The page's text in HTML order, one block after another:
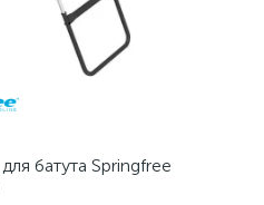
батута Springfree